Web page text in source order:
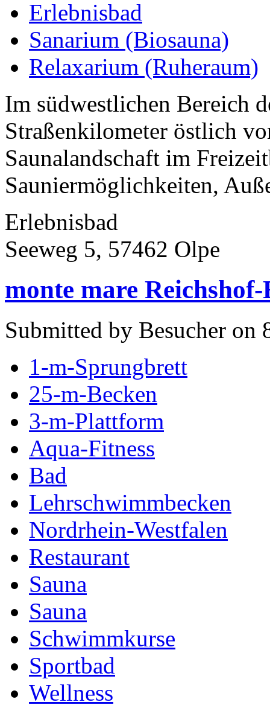
Erlebnisbad
Sanarium (Biosauna)
Relaxarium (Ruheraum)
Im südwestlichen Bereich
Straßenkilometer östlich
Saunalandschaft im
Sauniermöglichkeiten,
Erlebnisbad
Seeweg 5, 57462 Olpe
monte mare
Submitted by Besucher on
1-m-Sprungbrett
25-m-Becken
3-m-Plattform
Aqua-Fitness
Bad
Lehrschwimmbecken
Nordrhein-Westfalen
Restaurant
Sauna
Sauna
Schwimmkurse
Sportbad
Wellness